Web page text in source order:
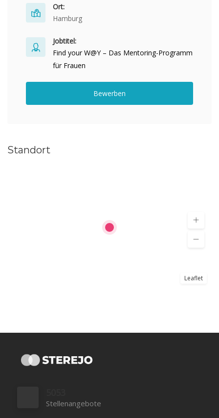
Ort:
Hamburg
Jobtitel:
Find your W@Y – Das Mentoring-Programm
für Frauen
Bewerben
Standort
Leaflet
Stellenangebote